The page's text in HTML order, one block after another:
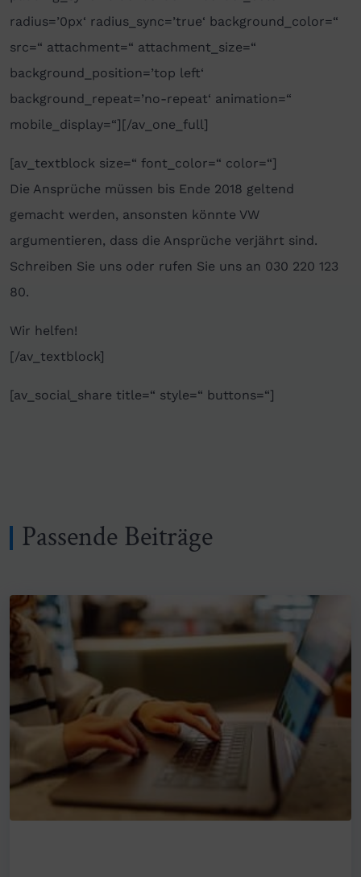
radius=’0px‘ radius_sync=’true‘ background_color=“
src=“ attachment=“ attachment_size=“
background_position=’top left‘
background_repeat=’no-repeat‘ animation=“
mobile_display=“][/av_one_full]
[av_textblock size=“ font_color=“ color=“]
Die Ansprüche müssen bis Ende 2018 geltend
gemacht werden, ansonsten könnte VW
argumentieren, dass die Ansprüche verjährt sind.
Schreiben Sie uns oder rufen Sie uns an 030 220 123
80.
Wir helfen!
[/av_textblock]
[av_social_share title=“ style=“ buttons=“]
Passende Beiträge